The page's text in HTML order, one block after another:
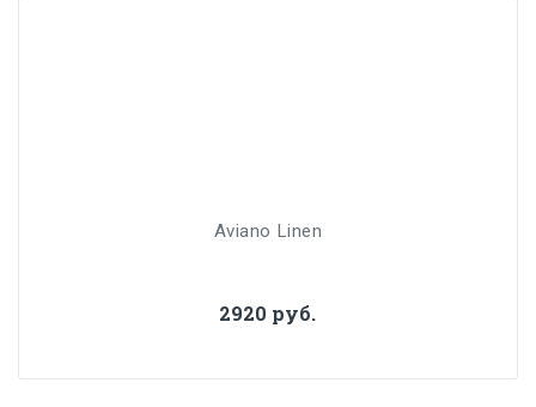
Aviano Linen
2920 руб.